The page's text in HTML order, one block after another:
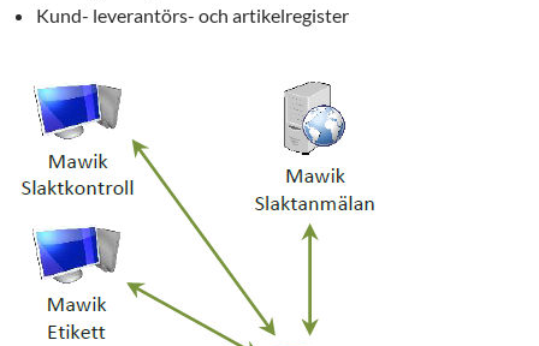
Kund- leverantörs- och artikelregister